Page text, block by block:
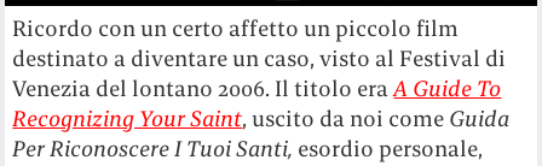
Ricordo con un certo affetto un piccolo film
destinato a diventare un caso, visto al Festival di
Venezia del lontano 2006. Il titolo eraA Guide To
Recognizing Your Saint, uscito da noi come Guida
Per Riconoscere I Tuoi Santi, esordio personale,